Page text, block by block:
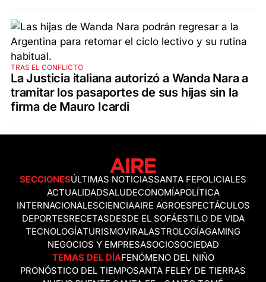
TRAS EL CONFLICTO
La Justicia italiana autorizó a Wanda Nara a
tramitar los pasaportes de sus hijas sin la
firma de Mauro Icardi
SECCIONESÚLTIMAS NOTICIASSANTA FEPOLICIALES
ACTUALIDADSALUDECONOMÍAPOLÍTICA
INTERNACIONALESCIENCIAAIRE AGROESPECTÁCULOS
DEPORTESRECETASDESDE EL SOFÁESTILO DE VIDA
TECNOLOGÍATURISMOVIRALASTROLOGÍAGAMING
NEGOCIOS Y EMPRESASOCIOSOCIEDAD
TEMAS DEL DÍAFENÓMENO DEL NIÑO
PRONÓSTICO DEL TIEMPOSANTA FELEY DE TIERRAS